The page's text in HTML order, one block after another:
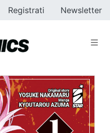
Registrati Newsletter